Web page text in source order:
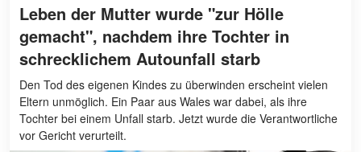
Leben der Mutter wurde "zur Hölle
gemacht", nachdem ihre Tochter in
schrecklichem Autounfall starb
Den Tod des eigenen Kindes zu überwinden erscheint vielen
Eltern unmöglich. Ein Paar aus Wales war dabei, als ihre
Tochter bei einem Unfall starb. Jetzt wurde die Verantwortliche
vor Gericht verurteilt.